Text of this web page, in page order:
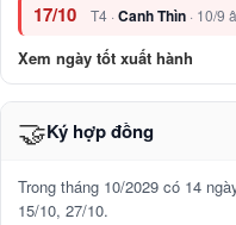
17/10 T4 ·Canh Thìn · 10/9
Xem ngày tốt xuất hành
🤝Ký hợp đồng
Trong tháng 10/2029 có 14
15/10, 27/10.